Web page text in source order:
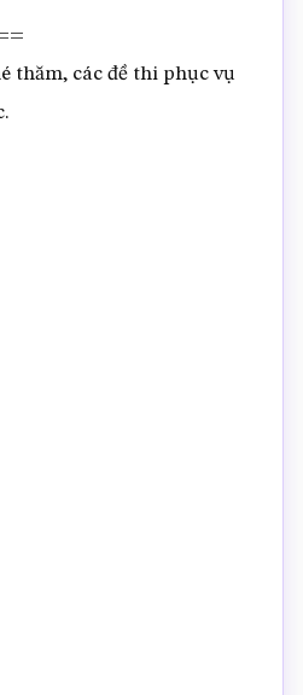
thăm, các đề thi phục vụ